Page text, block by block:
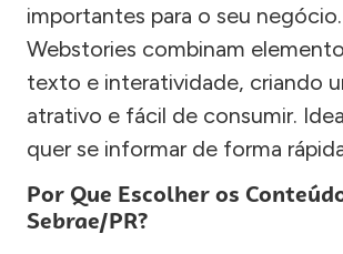
importantes para o seu
Webstories combinam
texto e interatividade, criando
atrativo e fácil de consumir.
quer se informar de forma
Por Que Escolher os
Sebrae/PR?